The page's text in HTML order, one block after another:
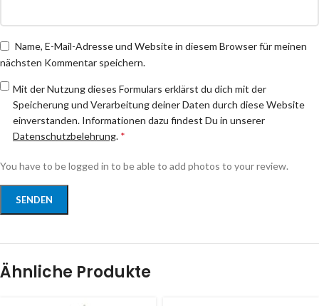
Name, E-Mail-Adresse und Website in diesem Browser für meinen
nächsten Kommentar speichern.
Mit der Nutzung dieses Formulars erklärst du dich mit der
Speicherung und Verarbeitung deiner Daten durch diese Website
einverstanden. Informationen dazu findest Du in unserer
Datenschutzbelehrung. *
You have to be logged in to be able to add photos to your review.
Ähnliche Produkte